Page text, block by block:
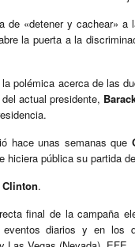
de «detener y cachear» a
la puerta a la
polémica acerca de las
actual presidente,
hace unas semanas que
hiciera pública su partida
Clinton.
final de la campaña
diarios y en los